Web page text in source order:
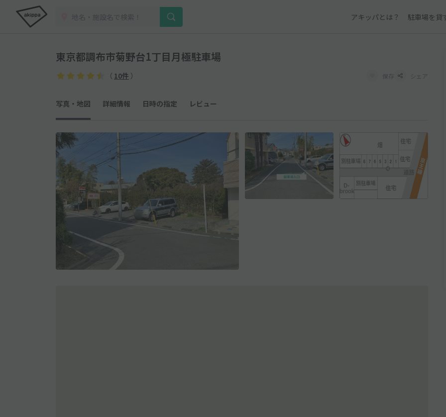
アキッパとは？ 駐車場を貸
東京都調布市菊野台1丁目月極駐車場
（ 10件 ） 保存 シェア
写真・地図 詳細情報 日時の指定 レビュー